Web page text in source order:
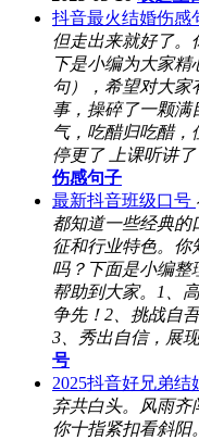
抖音最火结婚伤感
但走出来就好了。
下是小编为大家精
句），希望对大家
事，操碎了一颗满
气，吃醋归吃醋，
停更了 上课听讲了
伤感句子
最新抖音班级口号
都知道一些经典的
征和行业特色。你
吗？下面是小编整
帮助到大家。1、
争先！2、挑战自
3、秀出自信，展
号
2025抖音好兄弟结
弃共白头。风雨齐
你十指紧扣看斜阳